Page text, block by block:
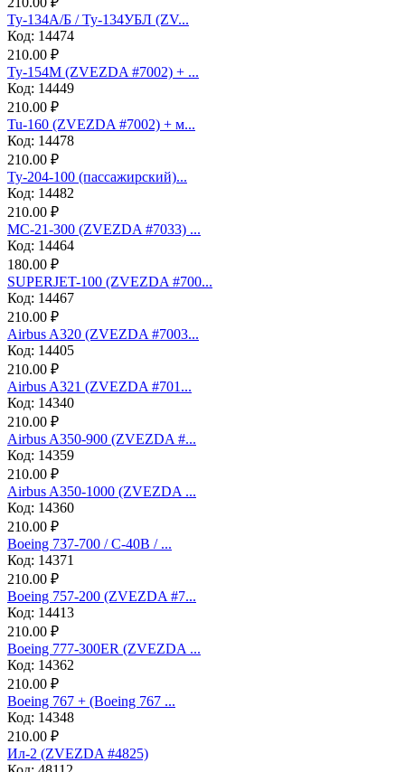
Ту-134А/Б / Ту-134УБЛ (ZV...
Код: 14474
210.00 ₽
Ту-154М (ZVEZDA #7002) + ...
Код: 14449
210.00 ₽
Tu-160 (ZVEZDA #7002) + м...
Код: 14478
210.00 ₽
Ту-204-100 (пассажирский)...
Код: 14482
210.00 ₽
МС-21-300 (ZVEZDA #7033) ...
Код: 14464
180.00 ₽
SUPERJET-100 (ZVEZDA #700...
Код: 14467
210.00 ₽
Аirbus A320 (ZVEZDA #7003...
Код: 14405
210.00 ₽
Аirbus A321 (ZVEZDA #701...
Код: 14340
210.00 ₽
Airbus A350-900 (ZVEZDA #...
Код: 14359
210.00 ₽
Airbus A350-1000 (ZVEZDA ...
Код: 14360
210.00 ₽
Boeing 737-700 / C-40B / ...
Код: 14371
210.00 ₽
Boeing 757-200 (ZVEZDA #7...
Код: 14413
210.00 ₽
Boeing 777-300ER (ZVEZDA ...
Код: 14362
210.00 ₽
Boeing 767 + (Boeing 767 ...
Код: 14348
210.00 ₽
Ил-2 (ZVEZDA #4825)